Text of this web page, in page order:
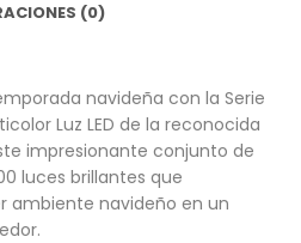
(0)
navideña con la Serie
Luz LED de la reconocida
impresionante conjunto de
luces brillantes que
ambiente navideño en un